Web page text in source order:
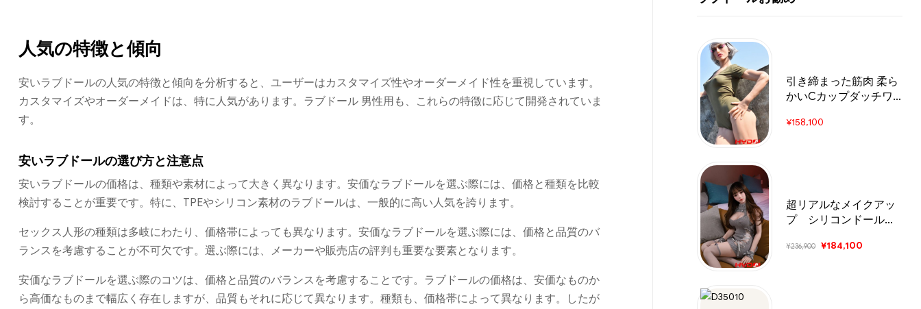
人気の特徴と傾向
安いラブドールの人気の特徴と傾向を分析すると、ユーザーはカスタマイズ性やオーダーメイド性を重視しています。
カスタマイズやオーダーメイドは、特に人気があります。ラブドール 男性用も、これらの特徴に応じて開発されていま
す。
安いラブドールの選び方と注意点
安いラブドールの価格は、種類や素材によって大きく異なります。安価なラブドールを選ぶ際には、価格と種類を比較
検討することが重要です。特に、TPEやシリコン素材のラブドールは、一般的に高い人気を誇ります。
セックス人形の種類は多岐にわたり、価格帯によっても異なります。安価なラブドールを選ぶ際には、価格と品質のバ
ランスを考慮することが不可欠です。選ぶ際には、メーカーや販売店の評判も重要な要素となります。
安価なラブドールを選ぶ際のコツは、価格と品質のバランスを考慮することです。ラブドールの価格は、安価なものか
ら高価なものまで幅広く存在しますが、品質もそれに応じて異なります。種類も、価格帯によって異なります。したが
引き締まった筋肉 柔ら
かいCカップダッチワ
¥158,100
超リアルなメイクアッ
プ シリコンドール
¥236,900 ¥184,100